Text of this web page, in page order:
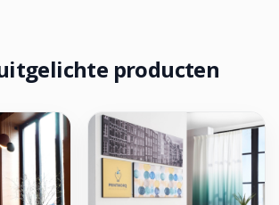
producten